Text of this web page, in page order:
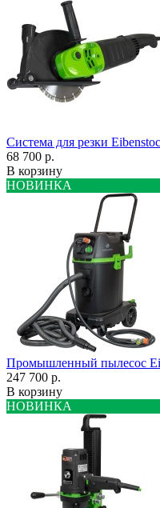
Система для резки
68 700 р.
В корзину
НОВИНКА
Промышленный пылесос
247 700 р.
В корзину
НОВИНКА